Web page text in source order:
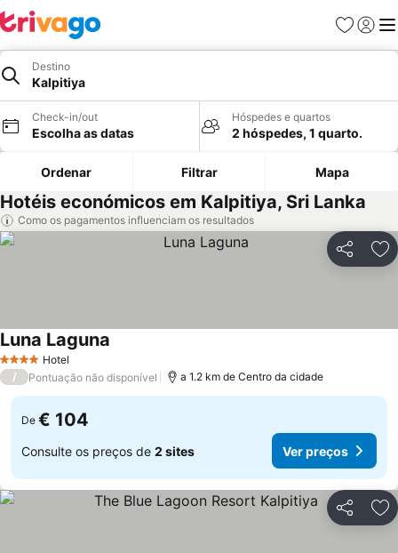
Favoritos
Iniciar
Destino
Kalpitiya
Check-in/out
Escolha as datas
Hóspedes e quartos
2 hóspedes, 1 quarto.
Ordenar Filtrar Mapa
Hotéis económicos em Kalpitiya, Sri Lanka
Como os pagamentos influenciam os resultados
Partilhar
4 EstrelasHotel
Luna Laguna
/ Pontuação não disponível a 1.2 km de Centro da cidade
De € 104
Consulte os preços de 2 sites Ver preços
Partilhar